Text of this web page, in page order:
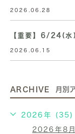
2026.06.28
【重要】6/24(水
2026.06.15
ARCHIVE 月別
2026年 (35)
2026年8